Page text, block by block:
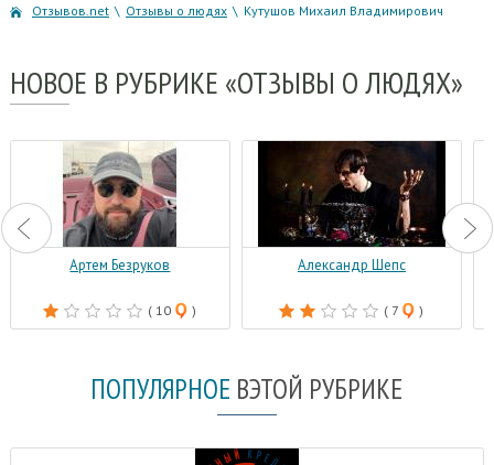
Отзывов.net \ Отзывы о людях \ Кутушов Михаил Владимирович
НОВОЕ В РУБРИКЕ «ОТЗЫВЫ О ЛЮДЯХ»
Артем Безруков
( 10 )
Александр Шепс
( 7 )
ПОПУЛЯРНОЕ ВЭТОЙ РУБРИКЕ